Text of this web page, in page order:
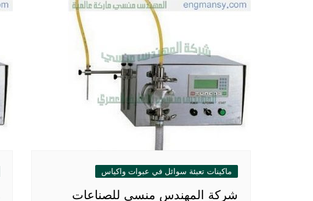
ماكينات تعبئة سوائل في عبوات واكياس
شركة المهندس منسى للصناعات